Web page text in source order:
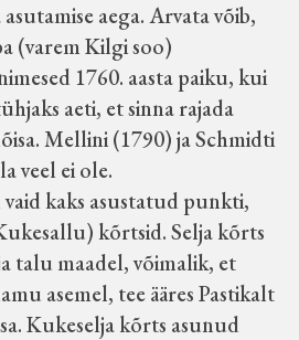
aega. Arvata võib,
(varem Kilgi soo)
1760. aasta paiku, kui
aeti, et sinna rajada
Mellini (1790) ja Schmidti
veel ei ole.
kaks asustatud punkti,
kõrtsid. Selja kõrts
talu maadel, võimalik, et
asemel, tee ääres Pastikalt
Kukeselja kõrts asunud